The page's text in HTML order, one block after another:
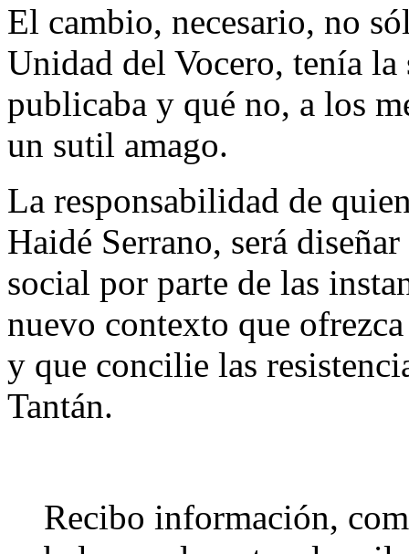
El cambio, necesario, no
Unidad del Vocero, tenía
publicaba y qué no, a los
un sutil amago.
La responsabilidad de
Haidé Serrano, será
social por parte de las
nuevo contexto que
y que concilie las
Tantán.
Recibo información,